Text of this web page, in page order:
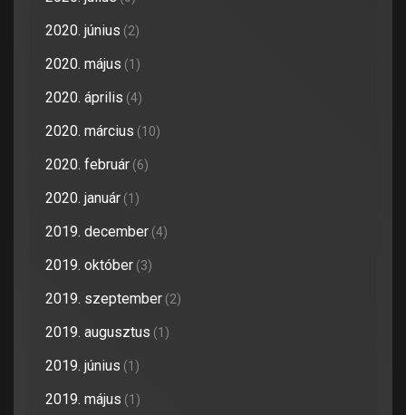
2020. június (2)
2020. május (1)
2020. április (4)
2020. március (10)
2020. február (6)
2020. január (1)
2019. december (4)
2019. október (3)
2019. szeptember (2)
2019. augusztus (1)
2019. június (1)
2019. május (1)